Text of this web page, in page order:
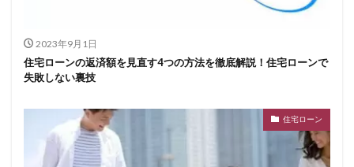
2023年9月1日
住宅ローンの返済額を見直す4つの方法を徹底解説！住宅ローンで
失敗しない裏技
住宅ローン